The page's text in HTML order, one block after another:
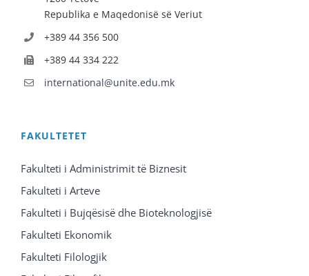
Republika e Maqedonisë së Veriut
+389 44 356 500
+389 44 334 222
international@unite.edu.mk
FAKULTETET
Fakulteti i Administrimit të Biznesit
Fakulteti i Arteve
Fakulteti i Bujqësisë dhe Bioteknologjisë
Fakulteti Ekonomik
Fakulteti Filologjik